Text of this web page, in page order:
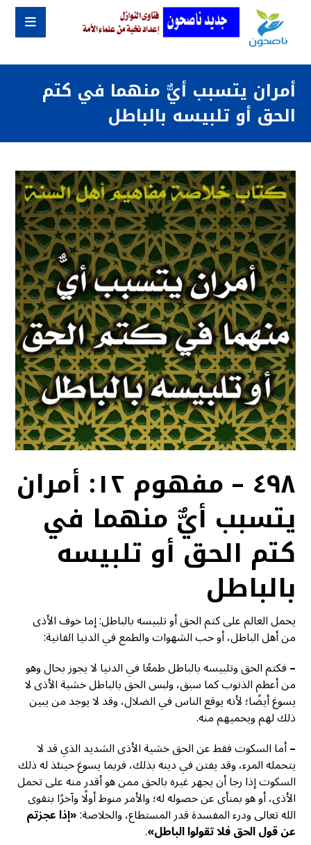
أمران يتسبب أيٌّ منهما في كتم
الحق أو تلبيسه بالباطل
٤٩٨ – مفهوم ١٢: أمران
يتسبب أيٌّ منهما في
كتم الحق أو تلبيسه
بالباطل
يحمل العالم على كتم الحق أو تلبيسه بالباطل: إما خوف الأذى
من أهل الباطل، أو حب الشهوات والطمع في الدنيا الفانية:
–فكتم الحق وتلبيسه بالباطل طمعًا في الدنيا لا يجوز بحال وهو
من أعظم الذنوب كما سبق، ولبس الحق بالباطل خشية الأذى لا
يسوغ أيضًا؛ لأنه يوقع الناس في الضلال، وقد لا يوجد من يبين
ذلك لهم ويحميهم منه.
–أما السكوت فقط عن الحق خشية الأذى الشديد الذي قد لا
يتحمله المرء، وقد يفتن في دينه بذلك، فربما يسوغ حينئذ له ذلك
السكوت إذا رجا أن يجهر غيره بالحق ممن هو أقدر منه على تحمل
الأذى، أو هو بمنأى عن حصوله له؛ والأمر منوط أولًا وآخرًا بتقوى
الله تعالى ودرء المفسدة قدر المستطاع، والخلاصة:«إذا عجزتم
عن قول الحق فلا تقولوا الباطل».